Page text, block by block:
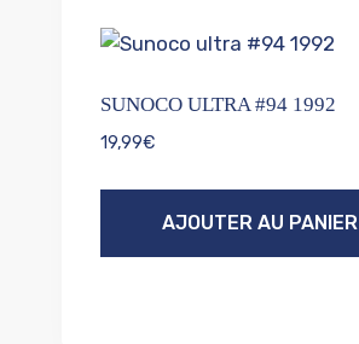
SUNOCO ULTRA #94 1992
19,99€
AJOUTER AU PANIER